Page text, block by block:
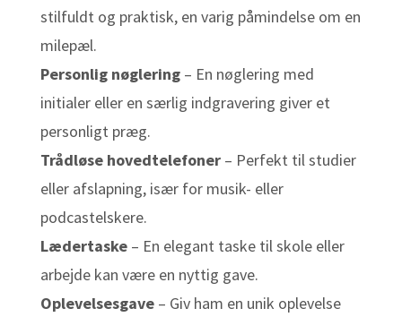
stilfuldt og praktisk, en varig påmindelse om en
milepæl.
Personlig nøglering– En nøglering med
initialer eller en særlig indgravering giver et
personligt præg.
Trådløse hovedtelefoner– Perfekt til studier
eller afslapning, især for musik- eller
podcastelskere.
Lædertaske– En elegant taske til skole eller
arbejde kan være en nyttig gave.
Oplevelsesgave– Giv ham en unik oplevelse